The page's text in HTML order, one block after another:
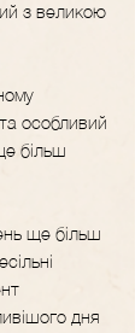
з великою
особливий
більш
ще більш
дня